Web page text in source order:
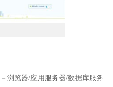
浏览器/应用服务器/数据库服务